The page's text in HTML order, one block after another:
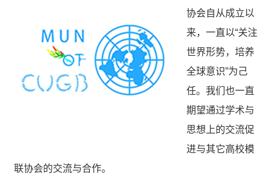
协会自从成立以
来，一直以“关注
世界形势，培养
全球意识”为己
任。我们也一直
期望通过学术与
思想上的交流促
进与其它高校模
联协会的交流与合作。